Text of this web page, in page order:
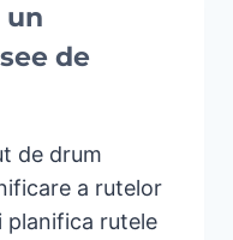
un
de
de drum
a rutelor
planifica rutele